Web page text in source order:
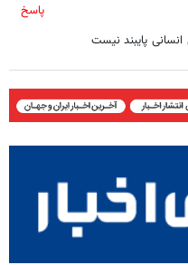
پاسخ
پایبند نیست